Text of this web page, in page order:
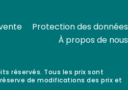
réservés. Tous les prix sont
de modifications des prix et
Protection des données
À propos de nous